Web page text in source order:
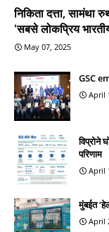
निकिता दत्ता,
'सबसे लोकप्रिय
May 07, 2025
GSC
April
विप्रोने
परिणाम
April
मुंबईत
April